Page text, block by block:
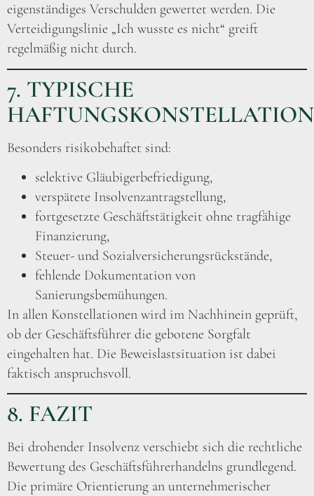
eigenständiges Verschulden gewertet werden. Die
Verteidigungslinie „Ich wusste es nicht“ greift
regelmäßig nicht durch.
7. TYPISCHE
Besonders risikobehaftet sind:
selektive Gläubigerbefriedigung,
verspätete Insolvenzantragstellung,
fortgesetzte Geschäftstätigkeit ohne tragfähige
Finanzierung,
Steuer- und Sozialversicherungsrückstände,
fehlende Dokumentation von
Sanierungsbemühungen.
In allen Konstellationen wird im Nachhinein geprüft,
ob der Geschäftsführer die gebotene Sorgfalt
eingehalten hat. Die Beweislastsituation ist dabei
faktisch anspruchsvoll.
8. FAZIT
Bei drohender Insolvenz verschiebt sich die rechtliche
Bewertung des Geschäftsführerhandelns grundlegend.
Die primäre Orientierung an unternehmerischer